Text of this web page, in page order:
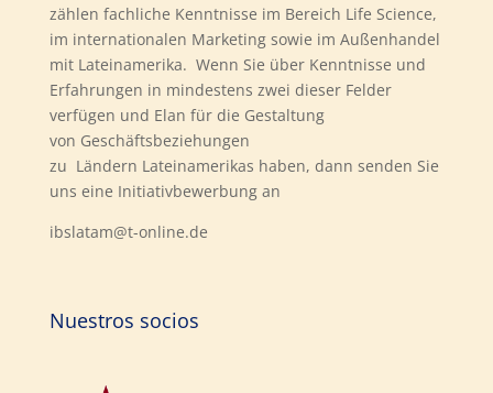
zählen fachliche Kenntnisse im Bereich Life Science,
im internationalen Marketing sowie im Außenhandel
mit Lateinamerika. Wenn Sie über Kenntnisse und
Erfahrungen in mindestens zwei dieser Felder
verfügen und Elan für die Gestaltung
von Geschäftsbeziehungen
zu Ländern Lateinamerikas haben, dann senden Sie
uns eine Initiativbewerbung an
ibslatam@t-online.de
Nuestros socios